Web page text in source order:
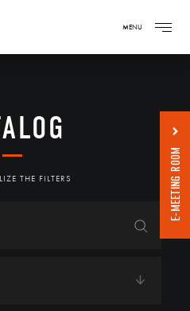
MENU
THE FILTERS E-MEETING ROOM